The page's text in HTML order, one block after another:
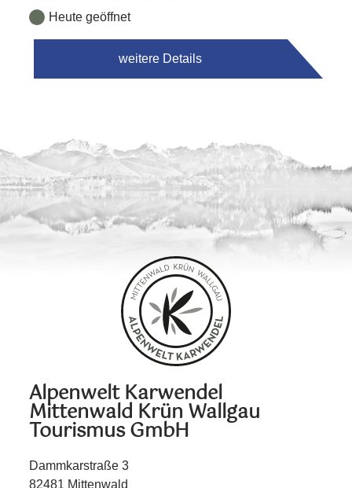
Heute geöffnet
weitere Details
Alpenwelt Karwendel
Mittenwald Krün Wallgau
Tourismus GmbH
Dammkarstraße 3
82481 Mittenwald